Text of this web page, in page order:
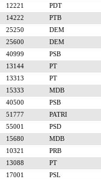
12221
PDT
14222
PTB
25250
DEM
25600
DEM
40999
PSB
13144
PT
13313
PT
15333
MDB
40500
PSB
51777
PATRI
55001
PSD
15680
MDB
10321
PRB
13088
PT
17001
PSL